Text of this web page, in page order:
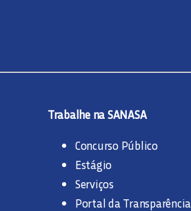
Trabalhe na SANASA
Concurso Público
Estágio
Serviços
Portal da Transparência